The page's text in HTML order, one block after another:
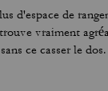
d'espace de
vraiment
ce casser le dos.